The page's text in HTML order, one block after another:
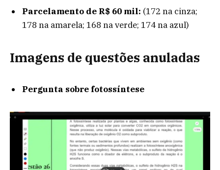
Parcelamento de R$ 60 mil: (172 na cinza;
178 na amarela; 168 na verde; 174 na azul)
Imagens de questões anuladas
Pergunta sobre fotossíntese